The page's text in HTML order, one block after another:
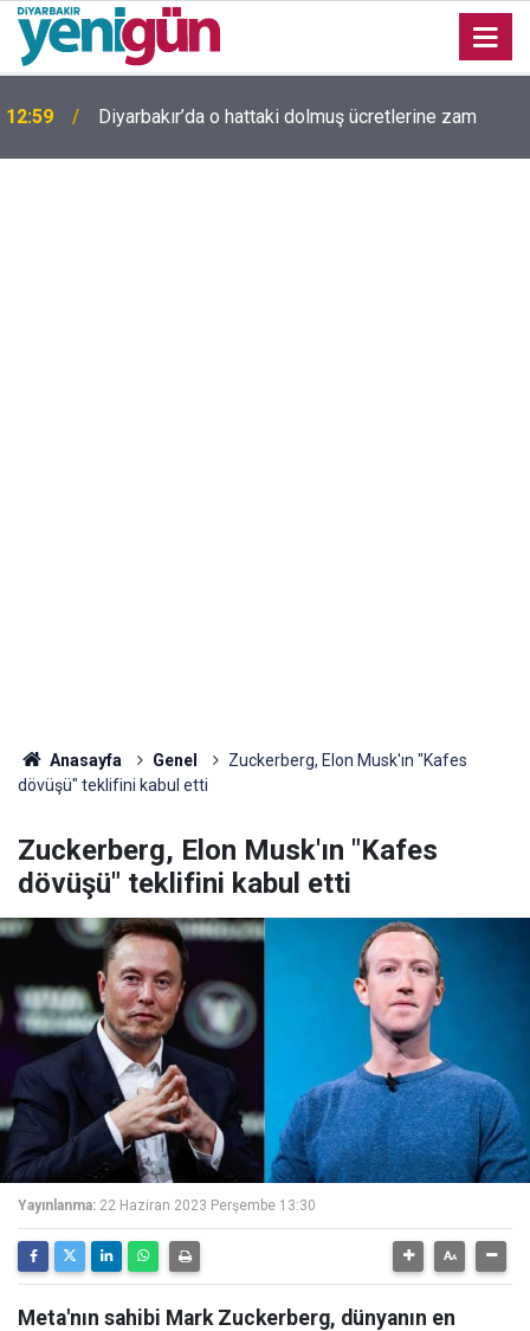
12:59 Diyarbakır’da o hattaki dolmuş ücretlerine zam
11:58
yeniden gündemde
Anasayfa Genel
Zuckerberg, Elon Musk'ın "Kafes
dövüşü" teklifini kabul etti
Zuckerberg, Elon Musk'ın "Kafes
dövüşü" teklifini kabul etti
Yayınlanma: 22 Haziran 2023 Perşembe 13:30
Meta'nın sahibi Mark Zuckerberg, dünyanın en